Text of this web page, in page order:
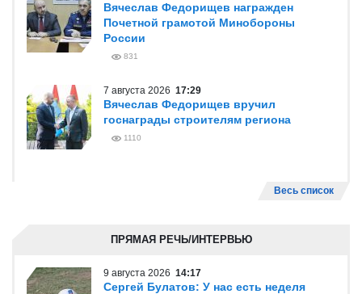
Вячеслав Федорищев награжден
Почетной грамотой Минобороны
России
831
7 августа 2026 17:29
Вячеслав Федорищев вручил
госнаграды строителям региона
1110
Весь список
ПРЯМАЯ РЕЧЬ/ИНТЕРВЬЮ
9 августа 2026 14:17
Сергей Булатов: У нас есть неделя